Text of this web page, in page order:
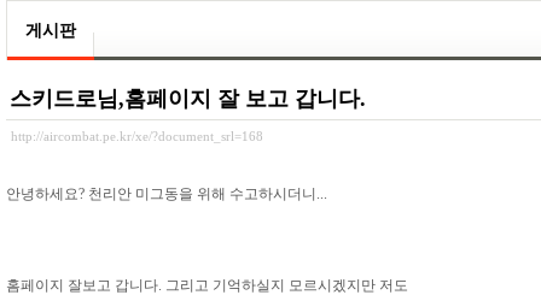
게시판
스키드로님,홈페이지 잘 보고 갑니다.
http://aircombat.pe.kr/xe/?document_srl=168
안녕하세요? 천리안 미그동을 위해 수고하시더니...
홈페이지 잘보고 갑니다. 그리고 기억하실지 모르시겠지만 저도